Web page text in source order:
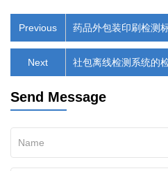
Previous 药品外包装印刷检测
社包离线检测系统的
Next
Send Message